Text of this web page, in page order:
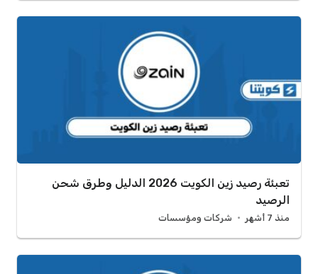
تعبئة رصيد زين الكويت 2026 الدليل وطرق شحن
الرصيد
منذ 7 أشهر شركات ومؤسسات